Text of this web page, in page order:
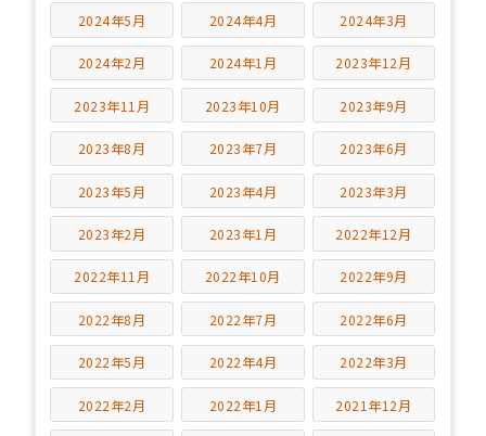
2024年5月 2024年4月 2024年3月
2024年2月 2024年1月 2023年12月
2023年11月 2023年10月 2023年9月
2023年8月 2023年7月 2023年6月
2023年5月 2023年4月 2023年3月
2023年2月 2023年1月 2022年12月
2022年11月 2022年10月 2022年9月
2022年8月 2022年7月 2022年6月
2022年5月 2022年4月 2022年3月
2022年2月 2022年1月 2021年12月